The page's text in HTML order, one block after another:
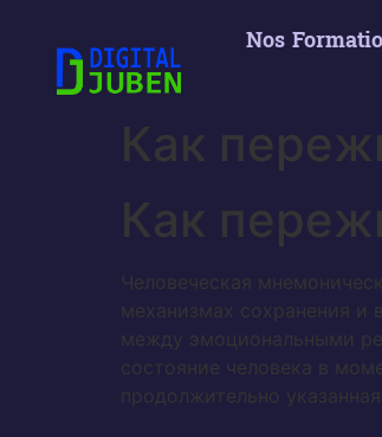
Nos
Как
Как
Человеческая
механизмах сохранения и
между эмоциональными
состояние человека в
продолжительно